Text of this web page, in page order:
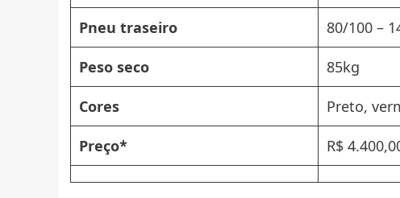
Pneu traseiro 80/100 –
Peso seco 85kg
Cores Preto,
Preço* R$